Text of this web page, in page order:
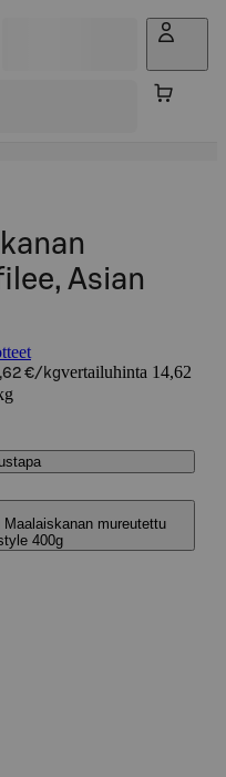
Asian
€/kgvertailuhinta 14,62
mureutettu
400g